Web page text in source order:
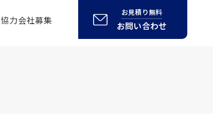
協力会社募集
お見積り無料
お問い合わせ